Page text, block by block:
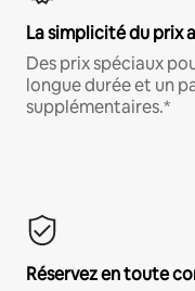
La simplicité du prix
Des prix spéciaux
longue durée et un
supplémentaires.*
Réservez en toute